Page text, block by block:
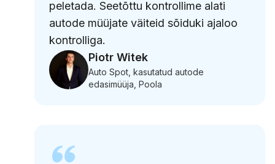
peletada. Seetõttu kontrollime alati
autode müüjate väiteid sõiduki ajaloo
kontrolliga.
Piotr Witek
Auto Spot, kasutatud autode
edasimüüja, Poola